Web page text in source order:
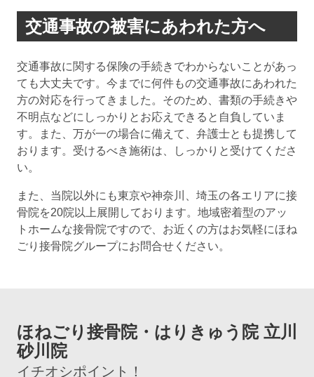
交通事故の被害にあわれた方へ
交通事故に関する保険の手続きでわからないことがあっ
ても大丈夫です。今までに何件もの交通事故にあわれた
方の対応を行ってきました。そのため、書類の手続きや
不明点などにしっかりとお応えできると自負していま
す。また、万が一の場合に備えて、弁護士とも提携して
おります。受けるべき施術は、しっかりと受けてくださ
い。
また、当院以外にも東京や神奈川、埼玉の各エリアに接
骨院を20院以上展開しております。地域密着型のアッ
トホームな接骨院ですので、お近くの方はお気軽にほね
ごり接骨院グループにお問合せください。
ほねごり接骨院・はりきゅう院 立川
砂川院
イチオシポイント！